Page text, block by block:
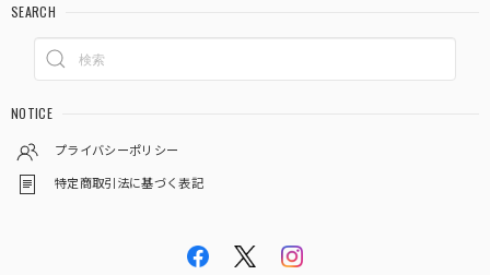
SEARCH
NOTICE
プライバシーポリシー
特定商取引法に基づく表記